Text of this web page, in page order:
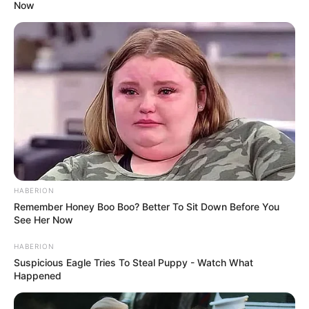
Jurus Jagoan Menangkap Cinta(2015)
Simson Betawi Jatuh Cinta di Bali(2015)
Biar Bolot, Dia Pacar Gue
Aku Harus Bertahan Demi Pernikahanku(2015)
Cinta Putih Khadijah (2012)
Quotes
–
FAQ
Dia adalah aktor dan DJ kelahiran Jakarta, Indonesia.
Siapa nama asli Bobby Samuel?
Now
HABERION
Remember Honey Boo Boo? Better To Sit Down Before You
See Her Now
HABERION
Suspicious Eagle Tries To Steal Puppy - Watch What
Happened